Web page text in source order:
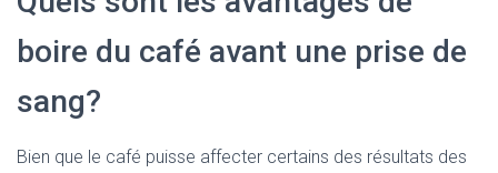
boire du café avant une prise de
sang?
Bien que le café puisse affecter certains des résultats des